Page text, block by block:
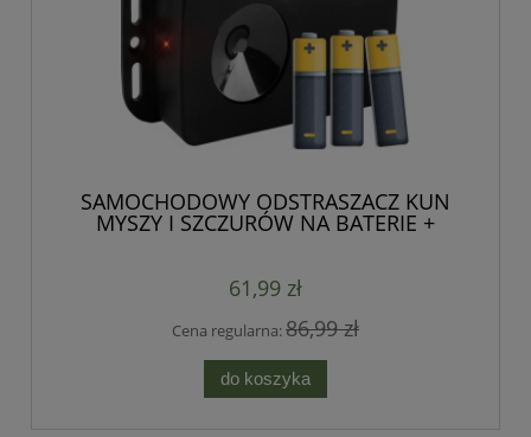
SAMOCHODOWY ODSTRASZACZ KUN
MYSZY I SZCZURÓW NA BATERIE +
61,99 zł
Cena regularna:86,99 zł
do koszyka